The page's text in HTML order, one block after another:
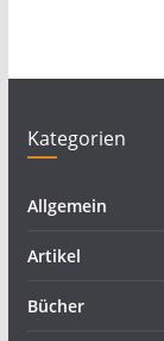
Kategorien
Allgemein
Artikel
Bücher